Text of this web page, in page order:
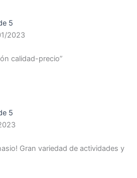
5
2023
calidad-precio”
5
Gran variedad de actividades y